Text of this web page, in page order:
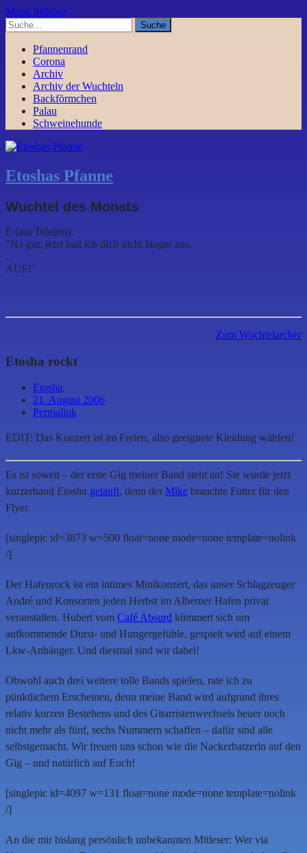
Menü Sidebar
Pfannenrand
Corona
Archiv
Archiv der Wuchteln
Backförmchen
Palau
Schweinehunde
Etoshas Pfanne
Wuchtel des Monats
E (am Telefon):
"Na gut, jetzt halt ich dich nicht länger aus.
...
AUF!"
Zum Wuchtelarchiv
Etosha rockt
Etosha,
21. August 2006
Permalink
EDIT: Das Konzert ist im Freien, also geeignete Kleidung wählen!
Es ist soweit – der erste Gig meiner Band steht an! Sie wurde jetzt
kurzerhand Etosha getauft, denn der Mike brauchte Futter für den
Flyer.
[singlepic id=3873 w=500 float=none mode=none template=nolink
/]
Der Hafenrock ist ein intimes Minikonzert, das unser Schlagzeuger
André und Konsorten jeden Herbst im Alberner Hafen privat
veranstalten. Hubert vom Café Absurd kümmert sich um
aufkommende Durst- und Hungergefühle, gespielt wird auf einem
Lkw-Anhänger. Und diesmal sind wir dabei!
Obwohl auch drei weitere tolle Bands spielen, rate ich zu
pünktlichem Erscheinen, denn meine Band wird aufgrund ihres
relativ kurzen Bestehens und des Gitarristenwechsels heuer noch
nicht mehr als fünf, sechs Nummern schaffen – dafür sind alle
selbstgemacht. Wir freuen uns schon wie die Nackerbatzerln auf den
Gig – und natürlich auf Euch!
[singlepic id=4097 w=131 float=none mode=none template=nolink
/]
An die mir bislang persönlich unbekannten Mitleser: Wer via